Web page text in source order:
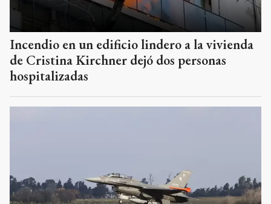
Incendio en un edificio lindero a la vivienda
de Cristina Kirchner dejó dos personas
hospitalizadas